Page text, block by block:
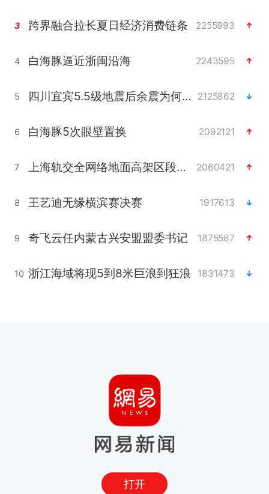
3 跨界融合拉长夏日经济消费链条 2255993
4 白海豚逼近浙闽沿海 2243595
5 四川宜宾5.5级地震后余震为何不断 2125862
6 白海豚5次眼壁置换 2092121
7 上海轨交全网络地面高架区段限速运行 2060421
8 王艺迪无缘横滨赛决赛 1917613
9 奇飞云任内蒙古兴安盟盟委书记 1875587
10 浙江海域将现5到8米巨浪到狂浪 1831473
打开